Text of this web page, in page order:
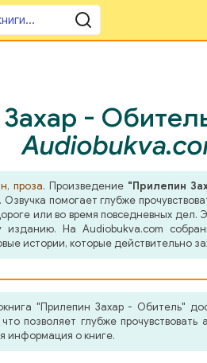
-
проза. Произведение "Прилепин
помогает глубже
или во время повседневных
На Audiobukva.com
истории, которые действительно
"Прилепин Захар - Обитель"
позволяет глубже
информация о книге.